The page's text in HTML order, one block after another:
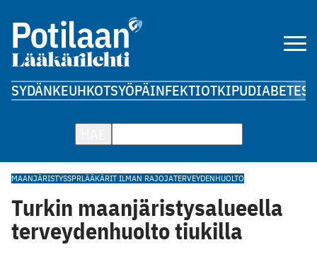
SYDÄNKEUHKOTSYÖPÄINFEKTIOTKIPUDIABETES
MAANJÄRISTYSSPRLÄÄKÄRIT ILMAN RAJOJATERVEYDENHUOLTO
Turkin maanjäristysalueella
terveydenhuolto tiukilla